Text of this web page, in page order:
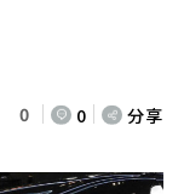
0 0 分享